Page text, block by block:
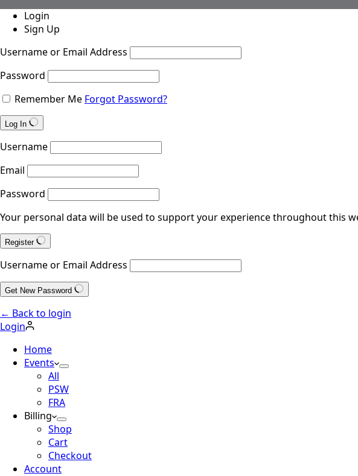
Login
Sign Up
Username or Email Address
Password
Remember Me Forgot Password?
Log In
Username
Email
Password
Your personal data will be used to support your experience throughout this
Register
Username or Email Address
Get New Password
← Back to login
Login
Home
Events
All
PSW
FRA
Billing
Shop
Cart
Checkout
Account